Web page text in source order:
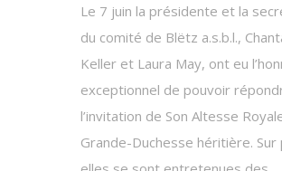
Le 7 juin la présidente et la
du comité de Blëtz a.s.b.l.,
Keller et Laura May, ont eu
exceptionnel de pouvoir
l’invitation de Son Altesse
Grande-Duchesse héritière. Sur